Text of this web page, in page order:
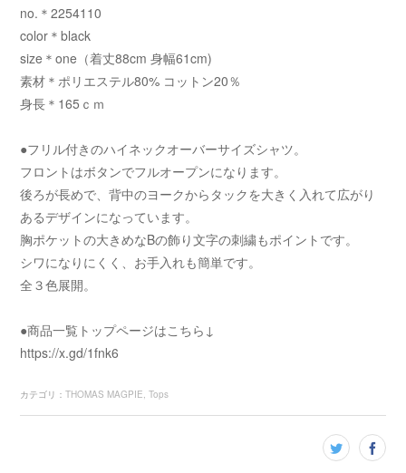
no.＊2254110
color＊black
size＊one（着丈88cm 身幅61cm)
素材＊ポリエステル80% コットン20％
身長＊165ｃｍ
●フリル付きのハイネックオーバーサイズシャツ。
フロントはボタンでフルオープンになります。
後ろが長めで、背中のヨークからタックを大きく入れて広がり
あるデザインになっています。
胸ポケットの大きめなBの飾り文字の刺繍もポイントです。
シワになりにくく、お手入れも簡単です。
全３色展開。
●商品一覧トップページはこちら↓
https://x.gd/1fnk6
カテゴリ ：THOMAS MAGPIE Tops